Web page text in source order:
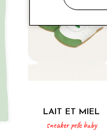
LAIT ET MIEL
sneaker pelle baby